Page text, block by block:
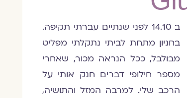
ב 14.10 לפני שנתיים עברתי תקיפה.
בחניון מתחת לביתי נתקלתי מפליט
מבולבל, ככל הנראה מכור, שאחרי
מספר חילופי דברים חנק אותי על
הרכב שלי. למרבה המזל והתושיה,